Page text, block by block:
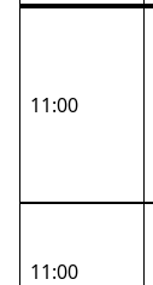
11:00
11:00